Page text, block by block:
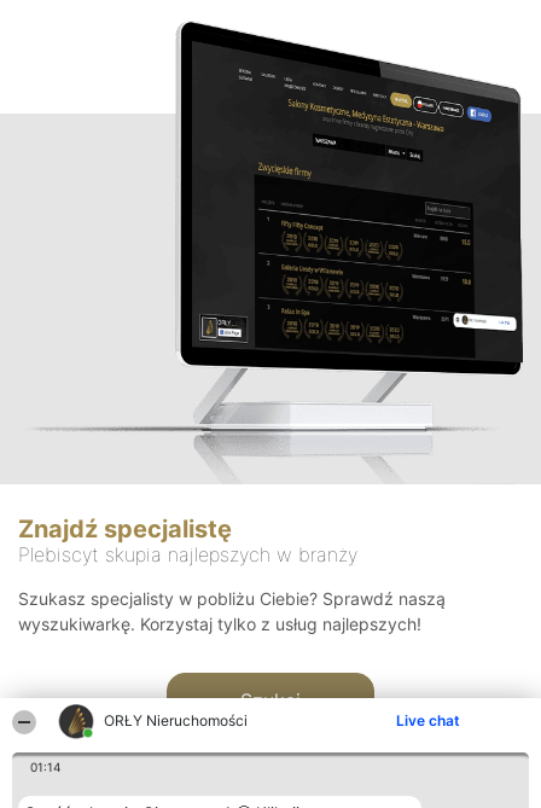
ORŁY Nieruchomości Live chat
01:14
Znajdź specjalistę
Plebiscyt skupia najlepszych w branży
Szukasz specjalisty w pobliżu Ciebie? Sprawdź naszą
wyszukiwarkę. Korzystaj tylko z usług najlepszych!
Szukaj